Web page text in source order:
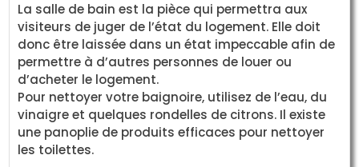
La salle de bain est la pièce qui permettra aux
visiteurs de juger de l’état du logement. Elle doit
donc être laissée dans un état impeccable afin de
permettre à d’autres personnes de louer ou
d’acheter le logement.
Pour nettoyer votre baignoire, utilisez de l’eau, du
vinaigre et quelques rondelles de citrons. Il existe
une panoplie de produits efficaces pour nettoyer
les toilettes.